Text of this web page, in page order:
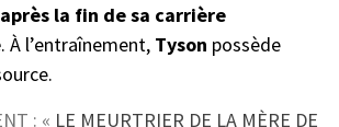
la fin de sa carrière
. À l’entraînement, Tyson possède
: « LE MEURTRIER DE LA MÈRE DE